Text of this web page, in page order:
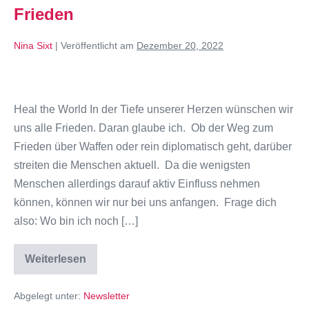
Frieden
Nina Sixt | Veröffentlicht am Dezember 20, 2022
Heal the World In der Tiefe unserer Herzen wünschen wir
uns alle Frieden. Daran glaube ich. Ob der Weg zum
Frieden über Waffen oder rein diplomatisch geht, darüber
streiten die Menschen aktuell. Da die wenigsten
Menschen allerdings darauf aktiv Einfluss nehmen
können, können wir nur bei uns anfangen. Frage dich
also: Wo bin ich noch […]
Weiterlesen
Abgelegt unter: Newsletter